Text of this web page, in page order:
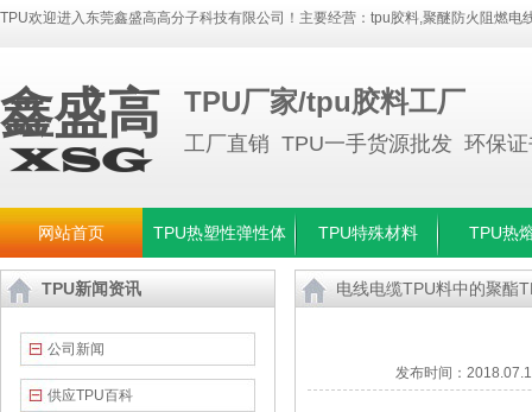
TPU欢迎进入东莞鑫盛高高分子科技有限公司！主要经营： tpu胶料,聚醚防火阻燃电
鑫盛高 TPU厂家/tpu胶料工厂
工厂直销 TPU一手货源批发 环保证
网站首页 TPU热塑性弹性体 TPU特殊材料 TPU热
TPU新闻资讯
公司新闻
供应TPU百科
电线电缆TPU料中的聚酯
发布时间：